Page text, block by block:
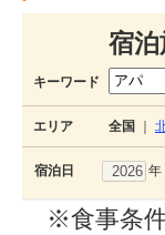
宿
キーワード
エリア 全国
宿泊日 年
※食事条